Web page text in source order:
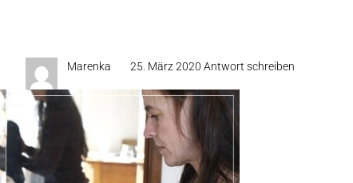
Marenka 25. März 2020 Antwort schreiben